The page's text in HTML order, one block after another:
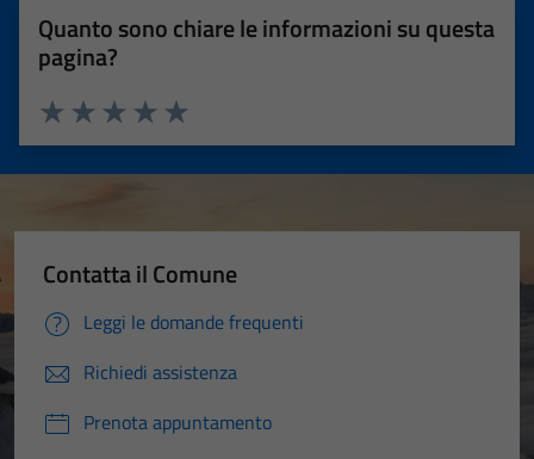
Quanto sono chiare le informazioni su questa
pagina?
Valuta 5 stelle su 5
Valuta 4 stelle su 5
Valuta 3 stelle su 5
Valuta 2 stelle su 5
Valuta 1 stelle su 5
Contatta il Comune
Leggi le domande frequenti
Richiedi assistenza
Prenota appuntamento